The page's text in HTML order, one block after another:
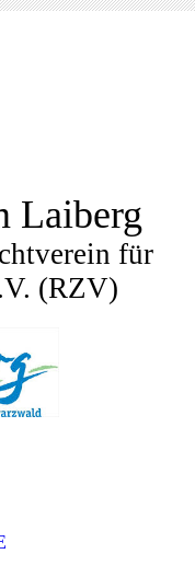
Laiberg
für
(RZV)